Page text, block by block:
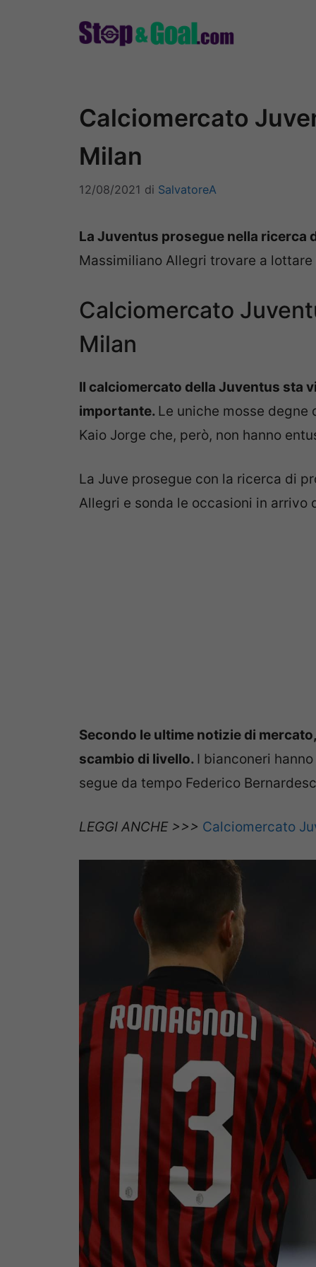
Calciomercato
Milan
12/08/2021 di SalvatoreA
La Juventus prosegue nella ricerca
Massimiliano Allegri trovare a
Calciomercato
Milan
Il calciomercato della Juventus sta
importante. Le uniche mosse degne
Kaio Jorge che, però, non hanno
La Juve prosegue con la ricerca di
Allegri e sonda le occasioni in arrivo
Secondo le ultime notizie di
scambio di livello. I bianconeri
segue da tempo Federico
LEGGI ANCHE >>> Calciomercato